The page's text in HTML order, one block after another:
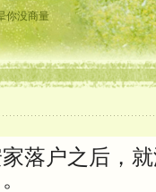
你没商量
落户之后，